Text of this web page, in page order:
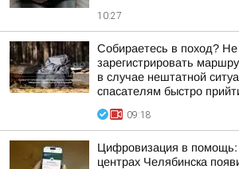
10:27
Собираетесь в поход? Не
зарегистрировать
в случае нештатной
спасателям быстро
09:18
Цифровизация в помощь:
центрах Челябинска